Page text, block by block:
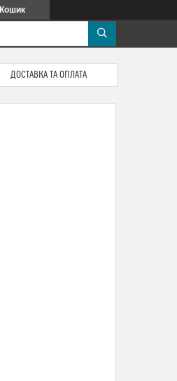
Кошик
ДОСТАВКА ТА ОПЛАТА